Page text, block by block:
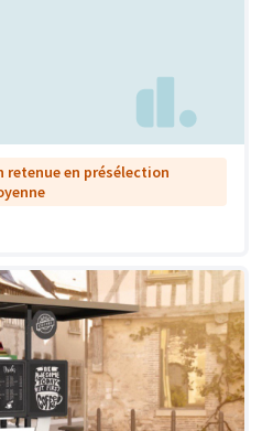
retenue en présélection